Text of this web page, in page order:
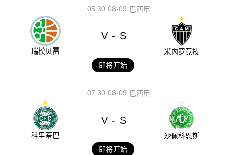
08-09
05:30 巴西甲
瑞模贝雷
V - S
米内罗竞技
即将开始
08-09
07:30 巴西甲
科里蒂巴
V - S
沙佩科恩斯
即将开始